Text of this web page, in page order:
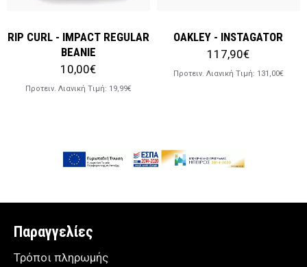
RIP CURL - IMPACT REGULAR
BEANIE
10,00€
Προτειν. Λιανική Tιμή: 19,99€
OAKLEY - INSTAGATOR
117,90€
Προτειν. Λιανική Tιμή: 131,00€
Παραγγελίες
Τρόποι πληρωμής